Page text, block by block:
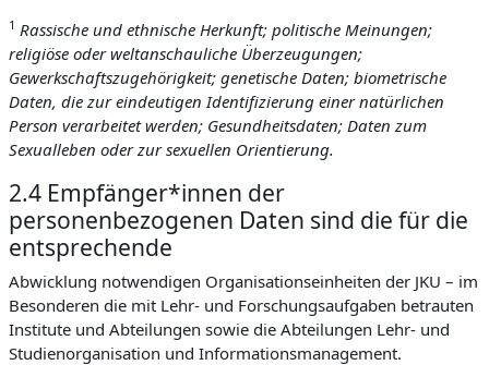
1 Rassische und ethnische Herkunft; politische Meinungen;
religiöse oder weltanschauliche Überzeugungen;
Gewerkschaftszugehörigkeit; genetische Daten; biometrische
Daten, die zur eindeutigen Identifizierung einer natürlichen
Person verarbeitet werden; Gesundheitsdaten; Daten zum
Sexualleben oder zur sexuellen Orientierung.
2.4 Empfänger*innen der
personenbezogenen Daten sind die für die
entsprechende
Abwicklung notwendigen Organisationseinheiten der JKU – im
Besonderen die mit Lehr- und Forschungsaufgaben betrauten
Institute und Abteilungen sowie die Abteilungen Lehr- und
Studienorganisation und Informationsmanagement.